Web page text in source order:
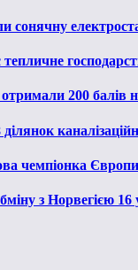
сонячну
отримали 200
чемпіонка
з Норвегією 16